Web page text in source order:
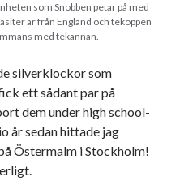
som Snobben petar på med
är från England och tekoppen
med tekannan.
silverklockor som
ett sådant par på
dem under high school-
år sedan hittade jag
Östermalm i Stockholm!